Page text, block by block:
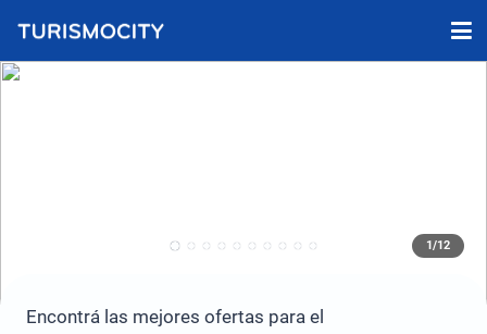
1/12
Encontrá las mejores ofertas para el